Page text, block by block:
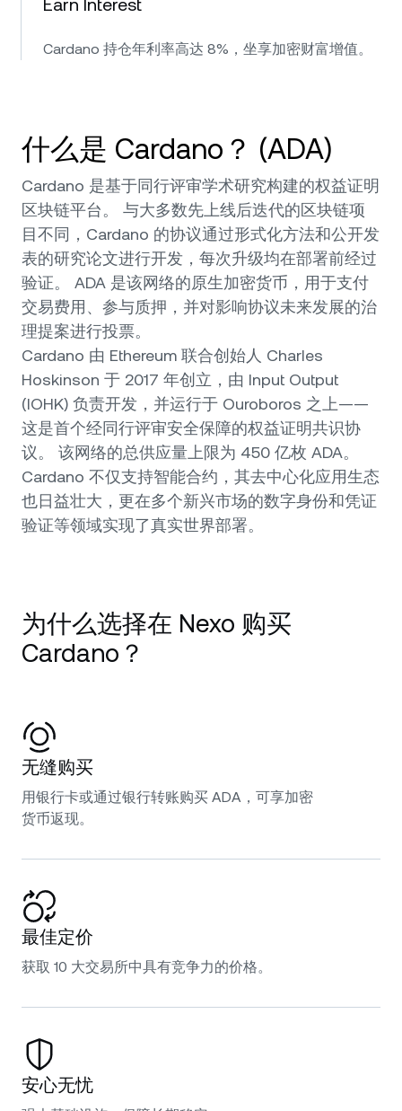
Earn Interest
Cardano 持仓年利率高达 8%，坐享加密财富增值。
什么是 Cardano？ (ADA)
Cardano 是基于同行评审学术研究构建的权益证明
区块链平台。 与大多数先上线后迭代的区块链项
目不同，Cardano 的协议通过形式化方法和公开发
表的研究论文进行开发，每次升级均在部署前经过
验证。 ADA 是该网络的原生加密货币，用于支付
交易费用、参与质押，并对影响协议未来发展的治
理提案进行投票。
Cardano 由 Ethereum 联合创始人 Charles
Hoskinson 于 2017 年创立，由 Input Output
(IOHK) 负责开发，并运行于 Ouroboros 之上——
这是首个经同行评审安全保障的权益证明共识协
议。 该网络的总供应量上限为 450 亿枚 ADA。
Cardano 不仅支持智能合约，其去中心化应用生态
也日益壮大，更在多个新兴市场的数字身份和凭证
验证等领域实现了真实世界部署。
为什么选择在 Nexo 购买
Cardano？
无缝购买
用银行卡或通过银行转账购买 ADA，可享加密
货币返现。
最佳定价
获取 10 大交易所中具有竞争力的价格。
安心无忧